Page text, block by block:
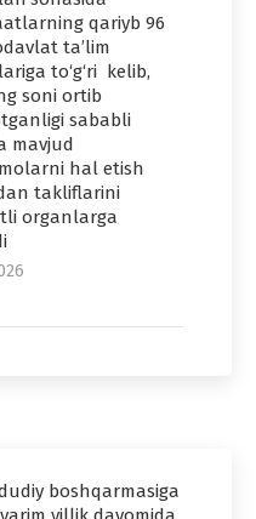
qariyb 96
ta’lim
to‘g‘ri kelib,
soni ortib
sababli
mavjud
hal etish
takliflarini
organlarga
boshqarmasiga